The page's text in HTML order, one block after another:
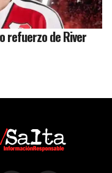
refuerzo de River